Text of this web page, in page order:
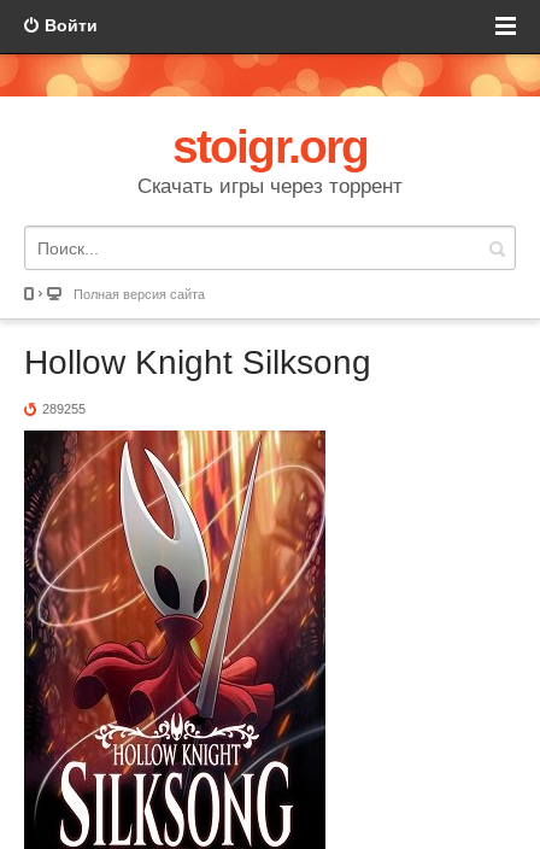
Войти
stoigr.org
Скачать игры через торрент
Полная версия сайта
Hollow Knight Silksong
289255